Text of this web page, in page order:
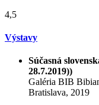
4,5
Výstavy
Súčasná
28.7.2019))
Galéria BIB
Bratislava, 2019